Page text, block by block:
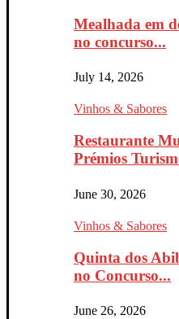
Mealhada em
no concurso...
July 14, 2026
Vinhos & Sabores
Restaurante
Prémios
June 30, 2026
Vinhos & Sabores
Quinta dos
no Concurso...
June 26, 2026